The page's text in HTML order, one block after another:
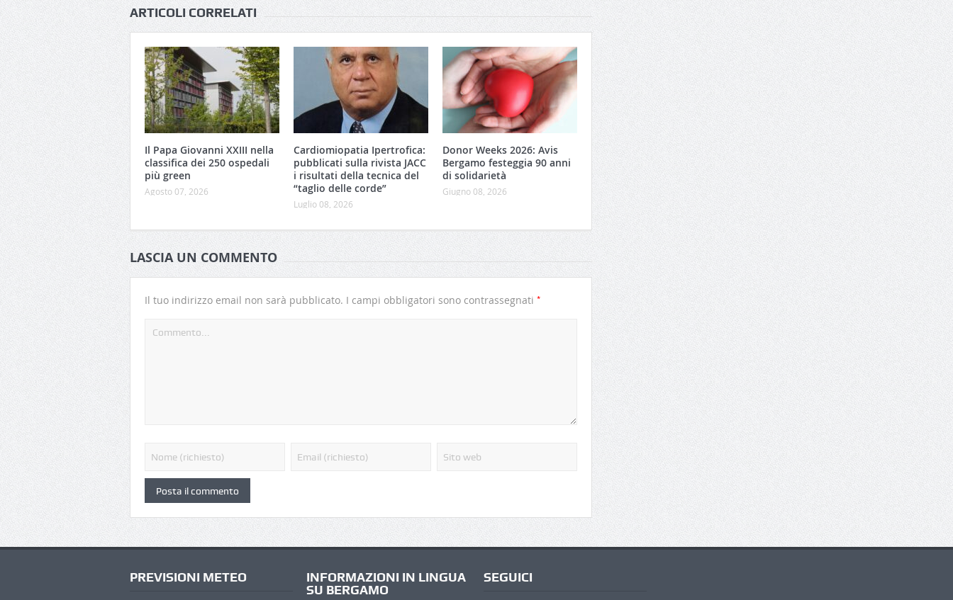
ARTICOLI CORRELATI
Il Papa Giovanni XXIII nella
classifica dei 250 ospedali
più green
Agosto 07, 2026
Cardiomiopatia Ipertrofica:
pubblicati sulla rivista JACC
i risultati della tecnica del
“taglio delle corde”
Luglio 08, 2026
Donor Weeks 2026: Avis
Bergamo festeggia 90 anni
di solidarietà
Giugno 08, 2026
LASCIA UN COMMENTO
Il tuo indirizzo email non sarà pubblicato. I campi obbligatori sono contrassegnati *
PREVISIONI METEO
INFORMAZIONI IN LINGUA
SU BERGAMO
SEGUICI